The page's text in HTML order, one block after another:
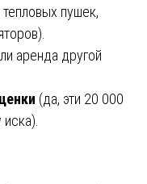
пушек,
аренда другой
(да, эти 20 000